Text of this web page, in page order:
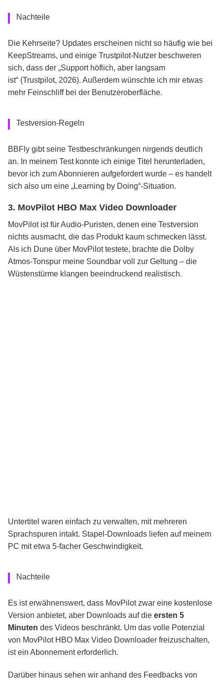
Nachteile
Die Kehrseite? Updates erscheinen nicht so häufig wie bei
KeepStreams, und einige Trustpilot-Nutzer beschweren
sich, dass der „Support höflich, aber langsam
ist“ (Trustpilot, 2026). Außerdem wünschte ich mir etwas
mehr Feinschliff bei der Benutzeroberfläche.
Testversion-Regeln
BBFly gibt seine Testbeschränkungen nirgends deutlich
an. In meinem Test konnte ich einige Titel herunterladen,
bevor ich zum Abonnieren aufgefordert wurde – es handelt
sich also um eine „Learning by Doing“-Situation.
3. MovPilot HBO Max Video Downloader
MovPilot ist für Audio-Puristen, denen eine Testversion
nichts ausmacht, die das Produkt kaum schmecken lässt.
Als ich Dune über MovPilot testete, brachte die Dolby
Atmos-Tonspur meine Soundbar voll zur Geltung – die
Wüstenstürme klangen beeindruckend realistisch.
Untertitel waren einfach zu verwalten, mit mehreren
Sprachspuren intakt. Stapel-Downloads liefen auf meinem
PC mit etwa 5-facher Geschwindigkeit.
Nachteile
Es ist erwähnenswert, dass MovPilot zwar eine kostenlose
Version anbietet, aber Downloads auf die ersten 5
Minuten des Videos beschränkt. Um das volle Potenzial
von MovPilot HBO Max Video Downloader freizuschalten,
ist ein Abonnement erforderlich.
Darüber hinaus sehen wir anhand des Feedbacks von